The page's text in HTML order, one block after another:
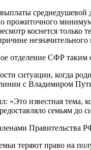
прожиточного
коснется
отделение СФР таким
ситуации, когда
с Владимиром
«Это известная
семьям
Правительства
теряют право на